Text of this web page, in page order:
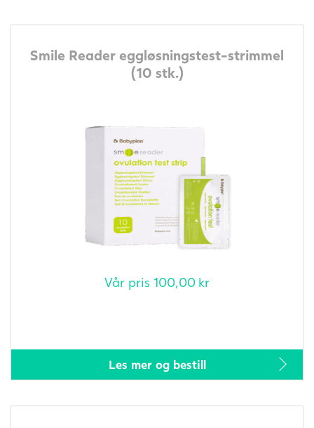
Smile Reader eggløsningstest-strimmel
(10 stk.)
Vår pris 100,00 kr
Les mer og bestill